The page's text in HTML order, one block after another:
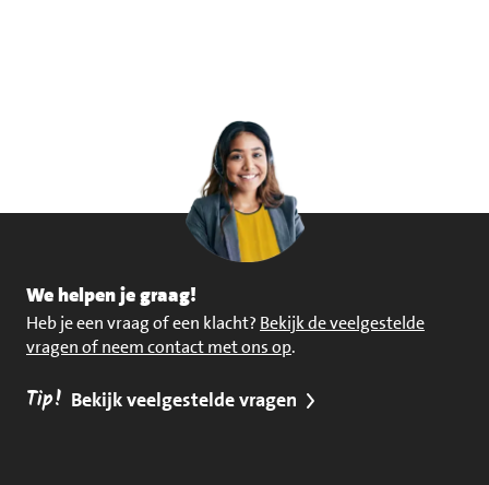
We helpen je graag!
Heb je een vraag of een klacht? Bekijk de veelgestelde
vragen of neem contact met ons op.
Tip! Bekijk veelgestelde vragen